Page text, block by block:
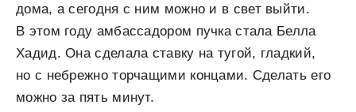
дома, а сегодня с ним можно и в свет выйти.
В этом году амбассадором пучка стала Белла
Хадид. Она сделала ставку на тугой, гладкий,
но с небрежно торчащими концами. Сделать его
можно за пять минут.